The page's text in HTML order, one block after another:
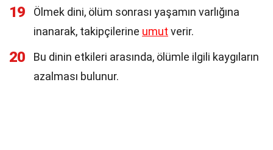
19
Ölmek dini, ölüm sonrası yaşamın varlığına
inanarak, takipçilerine umut verir.
20
Bu dinin etkileri arasında, ölümle ilgili kaygıların
azalması bulunur.